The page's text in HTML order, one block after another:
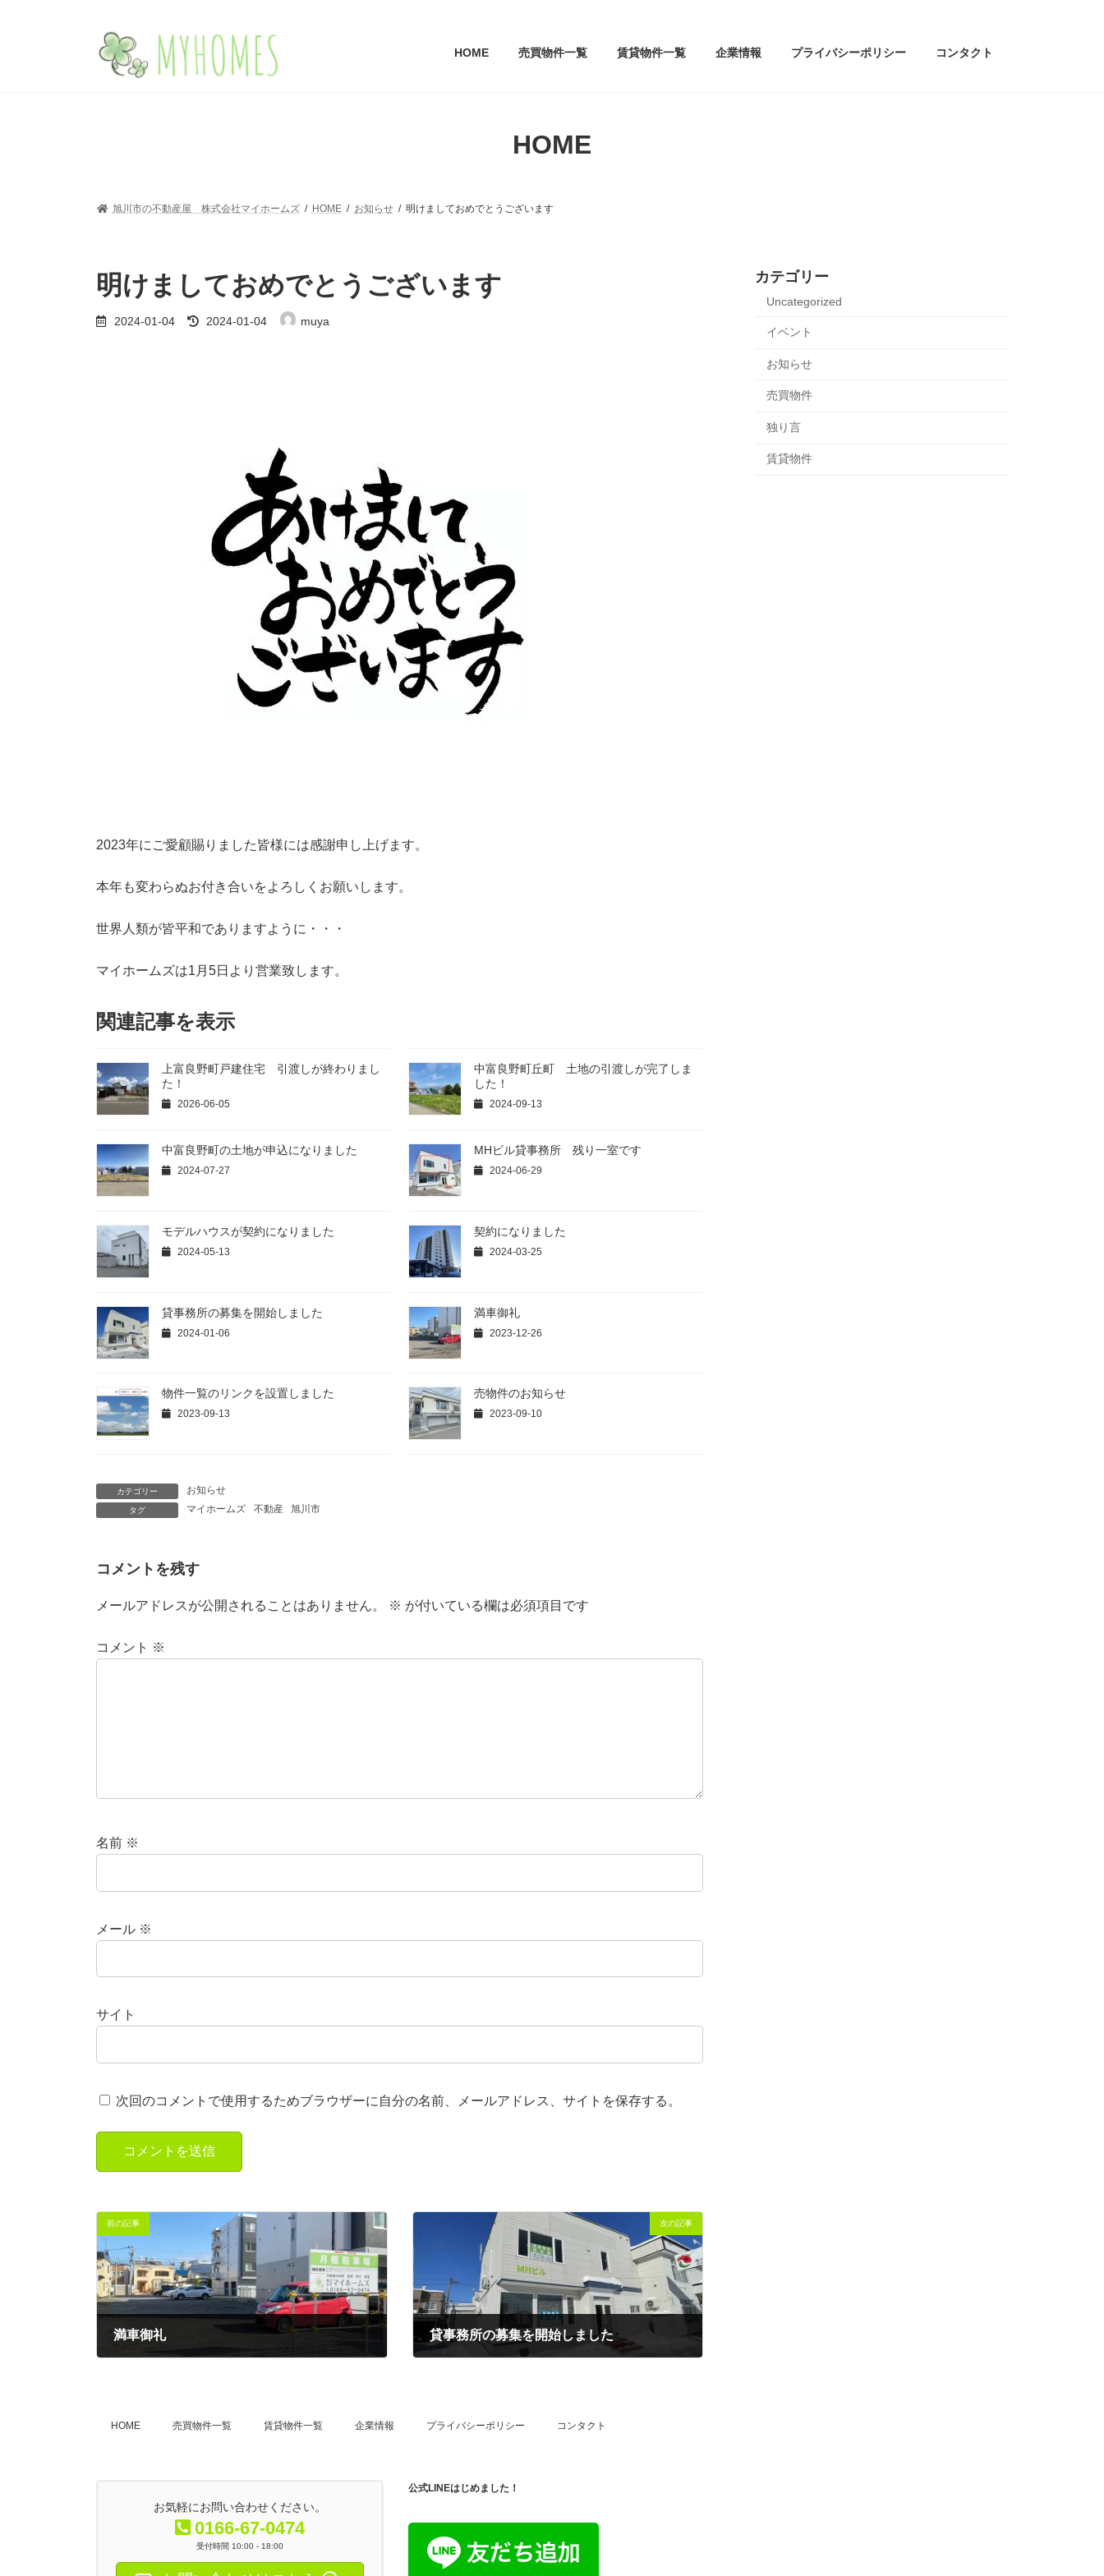
HOME 売買物件一覧 賃貸物件一覧 企業情報 プライバシーポリシー コンタクト
HOME
旭川市の不動産屋 株式会社マイホームズ HOME お知らせ 明けましておめでとうございます
明けましておめでとうございます
2024-01-04
最
終
2024-01-04 muya
2023年にご愛顧賜りました皆様には感謝申し上げます。
本年も変わらぬお付き合いをよろしくお願いします。
世界人類が皆平和でありますように・・・
マイホームズは1月5日より営業致します。
関連記事を表示
上富良野町戸建住宅 引渡しが終わりまし
た！
2026-06-05
中富良野町丘町 土地の引渡しが完了しま
した！
2024-09-13
中富良野町の土地が申込になりました
2024-07-27
MHビル貸事務所 残り一室です
2024-06-29
モデルハウスが契約になりました
2024-05-13
契約になりました
2024-03-25
貸事務所の募集を開始しました
2024-01-06
満車御礼
2023-12-26
物件一覧のリンクを設置しました
2023-09-13
売物件のお知らせ
2023-09-10
カテゴリー お知らせ
タグ マイホームズ 不動産 旭川市
コメントを残す
メールアドレスが公開されることはありません。 ※ が付いている欄は必須項目です
コメント ※
名前 ※
メール ※
サイト
次回のコメントで使用するためブラウザーに自分の名前、メールアドレス、サイトを保存する。
前の記事
満車御礼
次の記事
貸事務所の募集を開始しました
カテゴリー
Uncategorized
イベント
お知らせ
売買物件
独り言
賃貸物件
HOME 売買物件一覧 賃貸物件一覧 企業情報 プライバシーポリシー コンタクト
お気軽にお問い合わせください。
0166-67-0474
受付時間 10:00 - 18:00
公式LINEはじめました！